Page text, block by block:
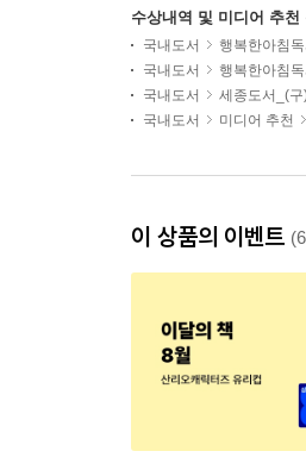
수상내역 및 미디어 추천
국내도서 행복한아침
국내도서
행복한아침
국내도서
세종도서_(
국내도서
미디어 추천
이 상품의 이벤트